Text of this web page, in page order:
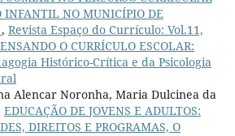
INFANTIL NO MUNICÍPIO DE
, Revista Espaço do Currículo: Vol.11,
O CURRÍCULO ESCOLAR:
Histórico-Crítica e da Psicologia
Alencar Noronha, Maria Dulcinea da
EDUCAÇÃO DE JOVENS E ADULTOS:
DIREITOS E PROGRAMAS, O